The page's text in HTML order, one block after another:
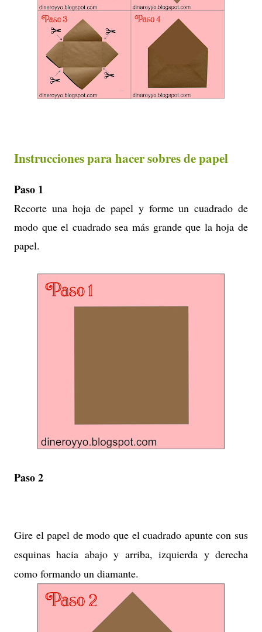
Instrucciones para hacer sobres de papel
Paso 1
Recorte una hoja de papel y forme un cuadrado de
modo que el cuadrado sea más grande que la hoja de
papel.
Paso 2
Gire el papel de modo que el cuadrado apunte con sus
esquinas hacia abajo y arriba, izquierda y derecha
como formando un diamante.